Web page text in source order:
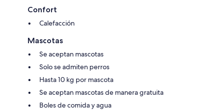
Confort
Calefacción
Mascotas
Se aceptan mascotas
Solo se admiten perros
Hasta 10 kg por mascota
Se aceptan mascotas de manera gratuita
Boles de comida y agua